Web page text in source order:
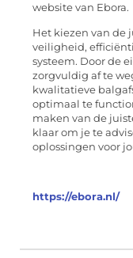
website van Ebora.
Het kiezen van de
veiligheid,
systeem. Door de
zorgvuldig af te
kwalitatieve
optimaal te
maken van de
klaar om je te
oplossingen voor
https://ebora.nl/